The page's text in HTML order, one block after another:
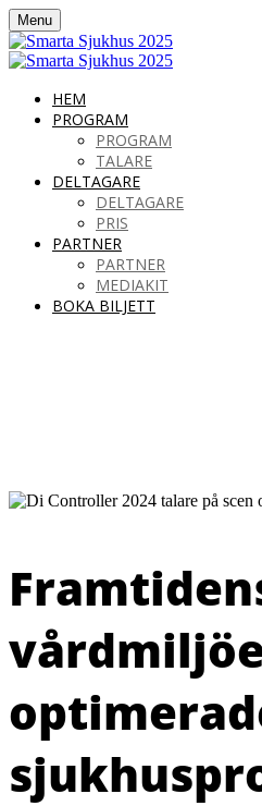
Menu
HEM
PROGRAM
PROGRAM
TALARE
DELTAGARE
DELTAGARE
PRIS
PARTNER
PARTNER
MEDIAKIT
BOKA BILJETT